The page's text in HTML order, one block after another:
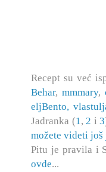
Recept su već
Behar,mmmary,
eljBento,
Jadranka (1,2 i3
možete videti
Pitu je pravila i
ovde...